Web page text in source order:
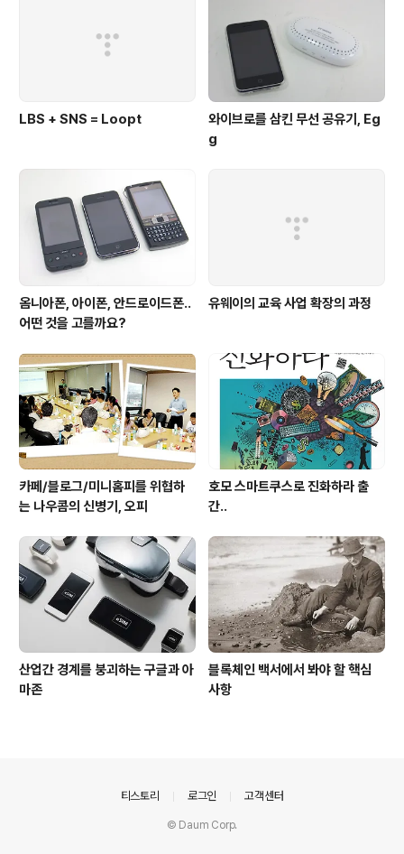
LBS + SNS = Loopt
와이브로를 삼킨 무선 공유기, Eg
g
옴니아폰, 아이폰, 안드로이드폰..
어떤 것을 고를까요?
유웨이의 교육 사업 확장의 과정
카페/블로그/미니홈피를 위협하
는 나우콤의 신병기, 오피
호모 스마트쿠스로 진화하라 출
간..
산업간 경계를 붕괴하는 구글과 아
마존
블록체인 백서에서 봐야 할 핵심
사항
티스토리 로그인 고객센터
© Daum Corp.